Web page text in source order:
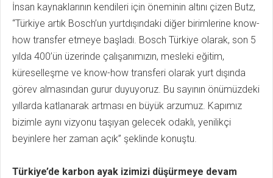
İnsan kaynaklarının kendileri için öneminin altını çizen Butz,
“Türkiye artık Bosch’un yurtdışındaki diğer birimlerine know-
how transfer etmeye başladı. Bosch Türkiye olarak, son 5
yılda 400’ün üzerinde çalışanımızın, mesleki eğitim,
küreselleşme ve know-how transferi olarak yurt dışında
görev almasından gurur duyuyoruz. Bu sayının önümüzdeki
yıllarda katlanarak artması en büyük arzumuz. Kapımız
bizimle aynı vizyonu taşıyan gelecek odaklı, yenilikçi
beyinlere her zaman açık” şeklinde konuştu.
Türkiye’de karbon ayak izimizi düşürmeye devam